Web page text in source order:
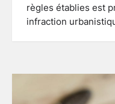
règles établies est
infraction